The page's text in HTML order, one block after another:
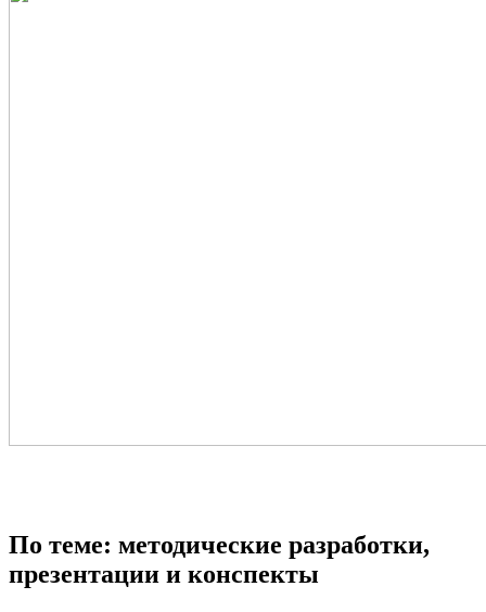
По теме: методические разработки,
презентации и конспекты